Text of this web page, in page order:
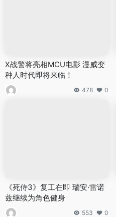
X战警将亮相MCU电影 漫威变
种人时代即将来临！
478 0
《死侍3》复工在即 瑞安·雷诺
兹继续为角色健身
553 0